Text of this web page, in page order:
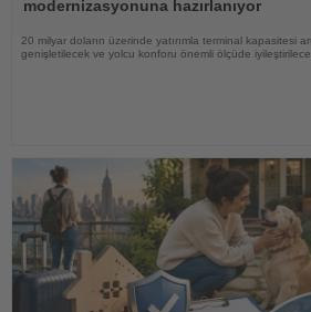
modernizasyonuna hazırlanıyor
20 milyar doların üzerinde yatırımla terminal kapasitesi
genişletilecek ve yolcu konforu önemli ölçüde